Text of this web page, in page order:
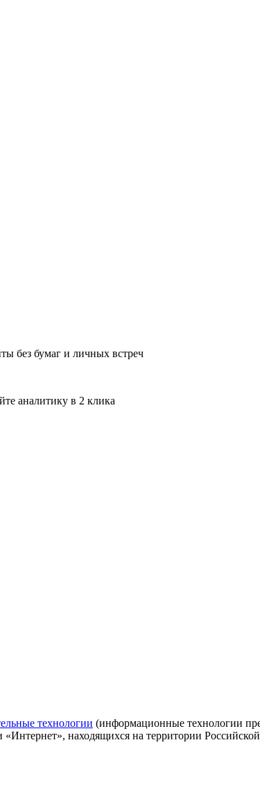
без бумаг и личных встреч
аналитику в 2 клика
технологии (информационные технологии
«Интернет», находящихся на территории